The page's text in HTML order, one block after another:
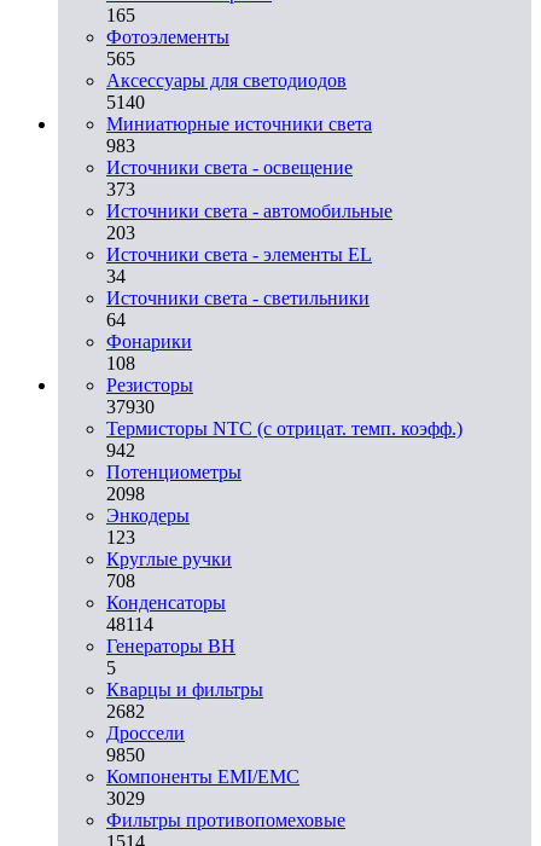
165
Фотоэлементы
565
Аксессуары для светодиодов
5140
Миниатюрные источники света
983
Источники света - освещение
373
Источники света - автомобильные
203
Источники света - элементы EL
34
Источники света - светильники
64
Фонарики
108
Резисторы
37930
Термисторы NTC (с отрицат. темп. коэфф.)
942
Потенциометры
2098
Энкодеры
123
Круглые ручки
708
Конденсаторы
48114
Генераторы ВН
5
Кварцы и фильтры
2682
Дроссели
9850
Компоненты EMI/EMC
3029
Фильтры противопомеховые
1514